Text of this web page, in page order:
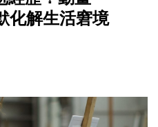
化解生活窘境